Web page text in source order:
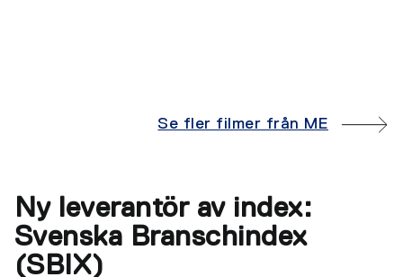
Se fler filmer från ME
Ny leverantör av index:
Svenska Branschindex
(SBIX)